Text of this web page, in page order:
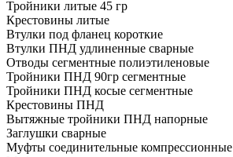
Тройники литые 45 гр
Крестовины литые
Втулки под фланец короткие
Втулки ПНД удлиненные сварные
Отводы сегментные полиэтиленовые
Тройники ПНД 90гр сегментные
Тройники ПНД косые сегментные
Крестовины ПНД
Вытяжные тройники ПНД напорные
Заглушки сварные
Муфты соединительные компрессионные